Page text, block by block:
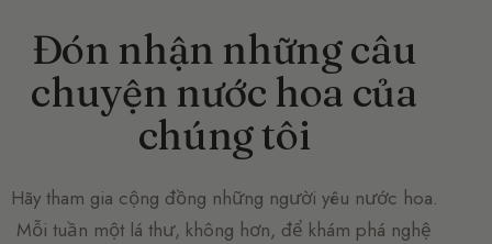
Đón nhận những câu
chuyện nước hoa của
chúng tôi
Hãy tham gia cộng đồng những người yêu nước hoa.
Mỗi tuần một lá thư, không hơn, để khám phá nghệ